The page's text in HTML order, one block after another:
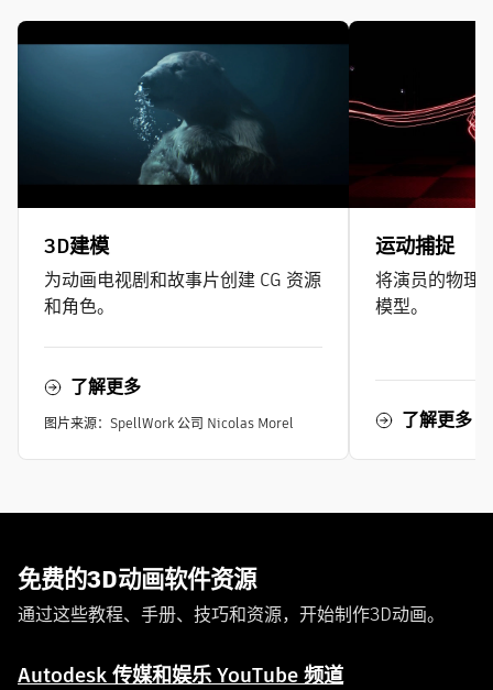
3D建模
为动画电视剧和故事片创建 CG 资源
和角色。
了解更多
图片来源：SpellWork 公司 Nicolas Morel
运动捕捉
将演员的物理
模型。
了解更多
免费的3D动画软件资源
通过这些教程、手册、技巧和资源，开始制作3D动画。
Autodesk 传媒和娱乐 YouTube 频道